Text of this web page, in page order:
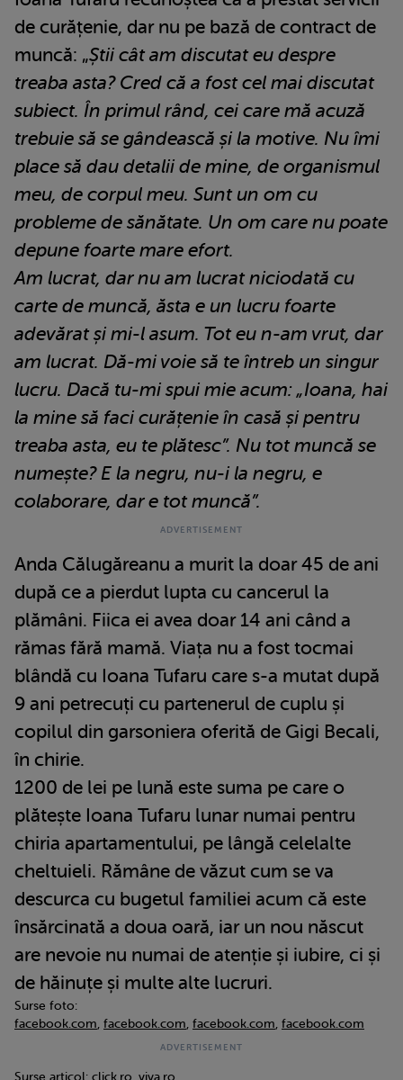
de curățenie, dar nu pe bază de contract de
muncă: „Știi cât am discutat eu despre
treaba asta? Cred că a fost cel mai discutat
subiect. În primul rând, cei care mă acuză
trebuie să se gândească și la motive. Nu îmi
place să dau detalii de mine, de organismul
meu, de corpul meu. Sunt un om cu
probleme de sănătate. Un om care nu poate
depune foarte mare efort.
Am lucrat, dar nu am lucrat niciodată cu
carte de muncă, ăsta e un lucru foarte
adevărat și mi-l asum. Tot eu n-am vrut, dar
am lucrat. Dă-mi voie să te întreb un singur
lucru. Dacă tu-mi spui mie acum: „Ioana, hai
la mine să faci curățenie în casă și pentru
treaba asta, eu te plătesc”. Nu tot muncă se
numește? E la negru, nu-i la negru, e
colaborare, dar e tot muncă”.
Anda Călugăreanu a murit la doar 45 de ani
după ce a pierdut lupta cu cancerul la
plămâni. Fiica ei avea doar 14 ani când a
rămas fără mamă. Viața nu a fost tocmai
blândă cu Ioana Tufaru care s-a mutat după
9 ani petrecuți cu partenerul de cuplu și
copilul din garsoniera oferită de Gigi Becali,
în chirie.
1200 de lei pe lună este suma pe care o
plătește Ioana Tufaru lunar numai pentru
chiria apartamentului, pe lângă celelalte
cheltuieli. Rămâne de văzut cum se va
descurca cu bugetul familiei acum că este
însărcinată a doua oară, iar un nou născut
are nevoie nu numai de atenție și iubire, ci și
de hăinuțe și multe alte lucruri.
Surse foto:
facebook.com facebook.com facebook.com facebook.com
Surse articol: click.ro viva.ro